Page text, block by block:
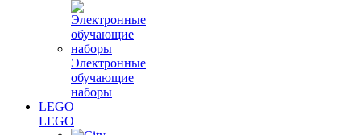
Электронные
обучающие
наборы
LEGO
LEGO